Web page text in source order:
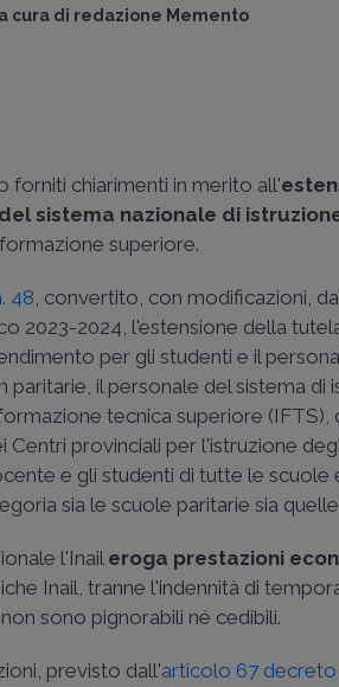
a cura di redazione Memento
forniti chiarimenti in merito all'
sistema nazionale di
superiore.
48, convertito, con modificazioni,
2023-2024, l'estensione della
per gli studenti e il
il personale del sistema di
tecnica superiore
provinciali per l'istruzione
e gli studenti di tutte le scuole
sia le scuole paritarie sia
l'Inail eroga prestazioni
Inail, tranne l'indennità di
sono pignorabili né cedibili.
previsto dall'articolo 67